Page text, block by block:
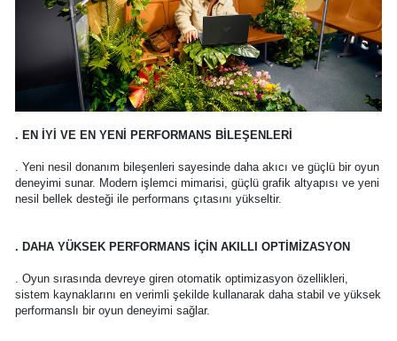
. EN İYİ VE EN YENİ PERFORMANS BİLEŞENLERİ
. Yeni nesil donanım bileşenleri sayesinde daha akıcı ve güçlü bir oyun
deneyimi sunar. Modern işlemci mimarisi, güçlü grafik altyapısı ve yeni
nesil bellek desteği ile performans çıtasını yükseltir.
. DAHA YÜKSEK PERFORMANS İÇİN AKILLI OPTİMİZASYON
. Oyun sırasında devreye giren otomatik optimizasyon özellikleri,
sistem kaynaklarını en verimli şekilde kullanarak daha stabil ve yüksek
performanslı bir oyun deneyimi sağlar.